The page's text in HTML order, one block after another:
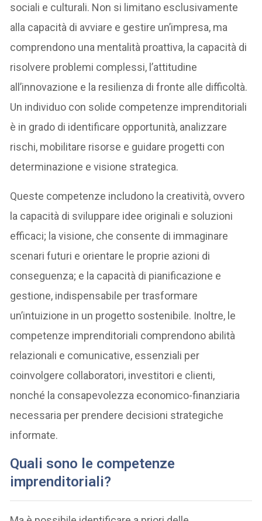
sociali e culturali. Non si limitano esclusivamente
alla capacità di avviare e gestire un’impresa, ma
comprendono una mentalità proattiva, la capacità di
risolvere problemi complessi, l’attitudine
all’innovazione e la resilienza di fronte alle difficoltà.
Un individuo con solide competenze imprenditoriali
è in grado di identificare opportunità, analizzare
rischi, mobilitare risorse e guidare progetti con
determinazione e visione strategica.
Queste competenze includono la creatività, ovvero
la capacità di sviluppare idee originali e soluzioni
efficaci; la visione, che consente di immaginare
scenari futuri e orientare le proprie azioni di
conseguenza; e la capacità di pianificazione e
gestione, indispensabile per trasformare
un’intuizione in un progetto sostenibile. Inoltre, le
competenze imprenditoriali comprendono abilità
relazionali e comunicative, essenziali per
coinvolgere collaboratori, investitori e clienti,
nonché la consapevolezza economico-finanziaria
necessaria per prendere decisioni strategiche
informate.
Quali sono le competenze
imprenditoriali?